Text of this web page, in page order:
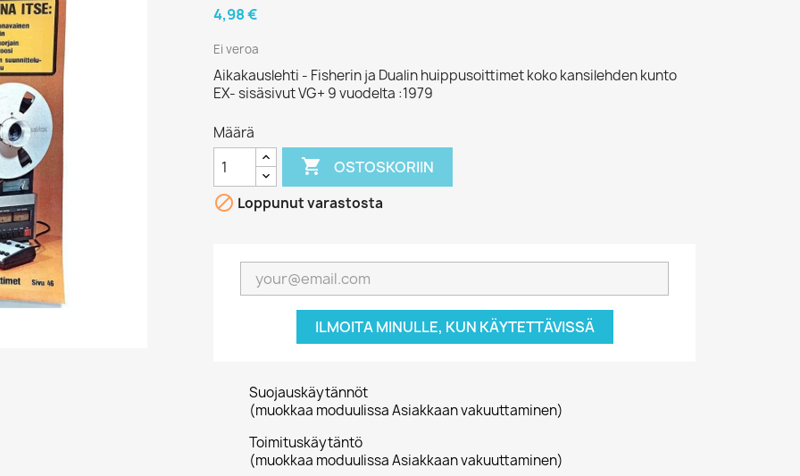
4,98 €
Ei veroa
Aikakauslehti - Fisherin ja Dualin huippusoittimet koko kansilehden kunto
EX- sisäsivut VG+ 9 vuodelta :1979
Määrä
 OSTOSKORIIN
 Loppunut varastosta
ILMOITA MINULLE, KUN KÄYTETTÄVISSÄ
Suojauskäytännöt
(muokkaa moduulissa Asiakkaan vakuuttaminen)
Toimituskäytäntö
(muokkaa moduulissa Asiakkaan vakuuttaminen)